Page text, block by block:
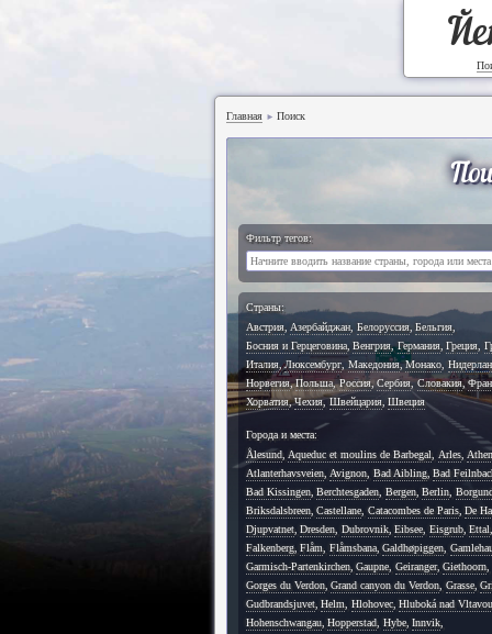
Главная ► Поиск
Фильтр тегов:
Страны:
Австрия, Азербайджан Белоруссия, Бельгия,
Босния и Герцеговина, Венгрия, Германия, Греция
Италия, Люксембург Македония, Монако
Норвегия, Польша, Россия, Сербия, Словакия,
Хорватия, Чехия, Швейцария, Швеция
Города и места:
Ålesund, Aqueduc et moulins de Barbegal Arles,
Atlanterhavsveien, Avignon Bad Aibling, Bad
Bad Kissingen, Berchtesgaden Bergen, Berlin
Briksdalsbreen, Castellane, Catacombes de Paris, De
Djupvatnet, Dresden Dubrovnik, Eibsee, Eisgrub, Ettal
Falkenberg, Flåm, Flåmsbana, Galdhøpiggen
Garmisch-Partenkirchen, Gaupne, Geiranger, Giethoorn
Gorges du Verdon, Grand canyon du Verdon Grasse,
Gudbrandsjuvet, Helm, Hlohovec, Hluboká nad
Hohenschwangau, Hopperstad Hybe, Innvik